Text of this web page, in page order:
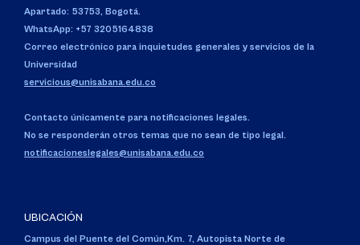
Apartado: 53753, Bogotá.
WhatsApp: +57 3205164838
Correo electrónico para inquietudes generales y servicios de la
Universidad
servicious@unisabana.edu.co
Contacto únicamente para notificaciones legales.
No se responderán otros temas que no sean de tipo legal.
notificacioneslegales@unisabana.edu.co
UBICACIÓN
Campus del Puente del Común,Km. 7, Autopista Norte de